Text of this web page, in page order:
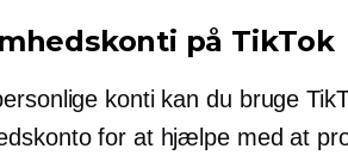
på TikTok
konti kan du bruge
for at hjælpe med at